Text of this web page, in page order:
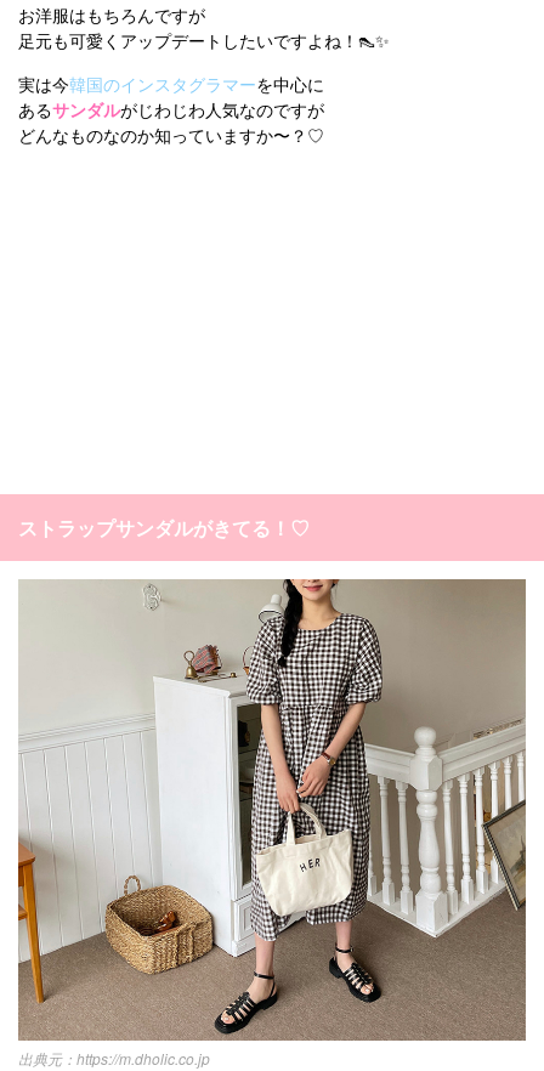
お洋服はもちろんですが
足元も可愛くアップデートしたいですよね！👠✨
実は今韓国のインスタグラマーを中心に
あるサンダルがじわじわ人気なのですが
どんなものなのか知っていますか〜？♡
ストラップサンダルがきてる！♡
https://m.dholic.co.jp